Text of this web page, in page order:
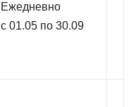
Ежедневно
с 01.05 по 30.09